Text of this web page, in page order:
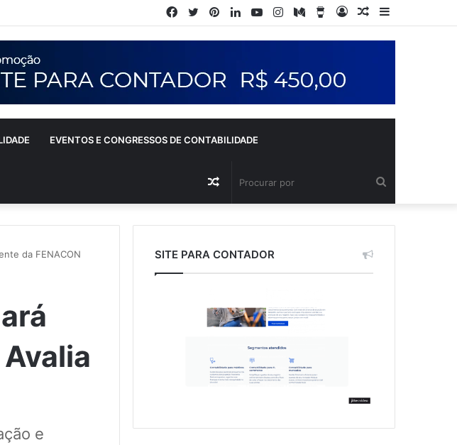
EVENTOS E CONGRESSOS DE CONTABILIDADE
da FENACON
e
SITE PARA CONTADOR